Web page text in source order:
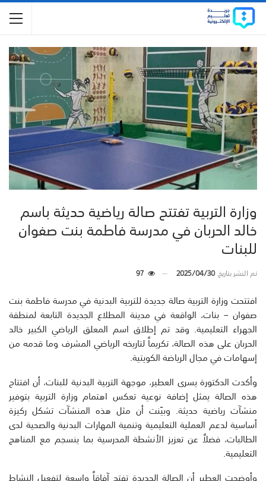
وزارة التربية تفتتح صالة رياضية حديثة باسم
خالد الحربان في مدرسة فاطمة بنت صفوان
للبنات
تم النشر بتاريخ2025/04/30
97
افتتحت وزارة التربية صالة جديدة للتربية البدنية في مدرسة فاطمة بنت
صفوان – بنات، الواقعة في مدينة المطلاع الجديدة التابعة لمنطقة
الجهراء التعليمية. وقد تم إطلاق اسم المعلق الرياضي الكبير خالد
الحربان على هذه الصالة، تكريماً لتاريخه الرياضي المشرف وما قدمه من
إسهامات في مجال الرياضة الكويتية.
وأكدت الدكتورة يسرى العطير، موجهة التربية البدنية للبنات، أن افتتاح
هذه الصالة يمثل إضافة نوعية تعكس اهتمام وزارة التربية بتوفير
منشآت رياضية حديثة. وبيّنت أن مثل هذه المنشآت تشكل ركيزة
أساسية لدعم العملية التعليمية وتنمية المهارات البدنية والصحية لدى
الطالبات، فضلاً عن تعزيز الأنشطة المدرسية بما ينسجم مع المناهج
التعليمية.
وأوضحت العطير أن الصالة الجديدة تفتح آفاقاً واسعة لتفعيل النشاط